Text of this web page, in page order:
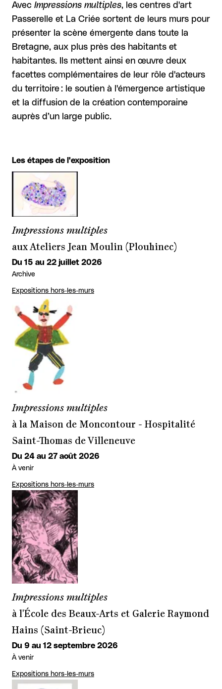
Avec Impressions multiples, les centres d'art
Passerelle et La Criée sortent de leurs murs pour
présenter la scène émergente dans toute la
Bretagne, aux plus près des habitants et
habitantes. Ils mettent ainsi en œuvre deux
facettes complémentaires de leur rôle d'acteurs
du territoire : le soutien à l'émergence artistique
et la diffusion de la création contemporaine
auprès d’un large public.
Les étapes de l'exposition
Impressions multiples
aux Ateliers Jean Moulin (Plouhinec)
Du 15 au 22 juillet 2026
Archive
Expositions hors-les-murs
Impressions multiples
à la Maison de Moncontour - Hospitalité
Saint-Thomas de Villeneuve
Du 24 au 27 août 2026
À venir
Expositions hors-les-murs
Impressions multiples
à l'École des Beaux-Arts et Galerie Raymond
Hains (Saint-Brieuc)
Du 9 au 12 septembre 2026
À venir
Expositions hors-les-murs